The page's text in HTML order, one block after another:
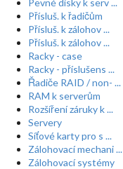
Pevné disky k serv ...
Přísluš. k řadičům
Přísluš. k zálohov ...
Přísluš. k zálohov ...
Racky - case
Racky - příslušens ...
Řadiče RAID / non- ...
RAM k serverům
Rozšíření záruky k ...
Servery
Síťové karty pro s ...
Zálohovací mechani ...
Zálohovací systémy